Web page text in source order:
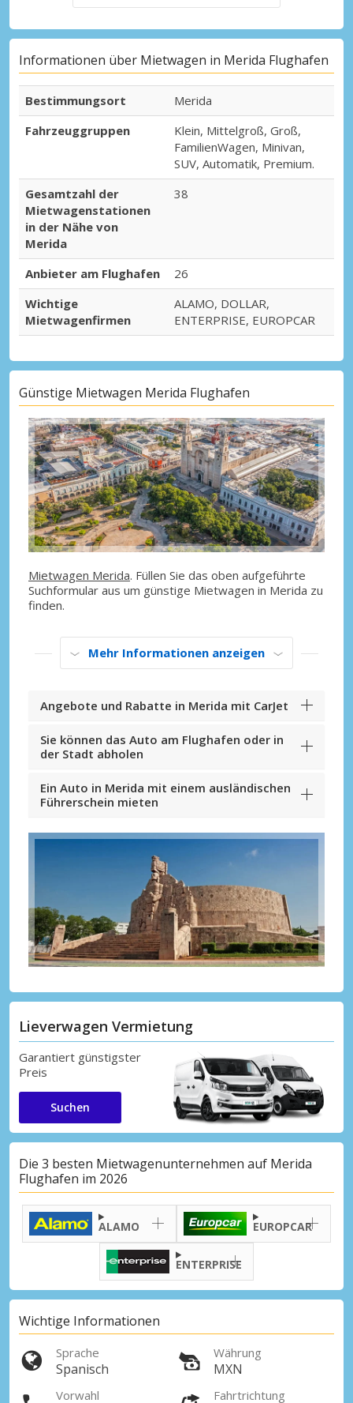
Informationen über Mietwagen in Merida Flughafen
Bestimmungsort
Merida
Fahrzeuggruppen
Klein, Mittelgroß, Groß,
FamilienWagen, Minivan,
SUV, Automatik, Premium.
Gesamtzahl der
Mietwagenstationen
in der Nähe von
Merida
38
Anbieter am Flughafen
26
Wichtige
Mietwagenfirmen
ALAMO, DOLLAR,
ENTERPRISE, EUROPCAR
Günstige Mietwagen Merida Flughafen
Mietwagen Merida. Füllen Sie das oben aufgeführte
Suchformular aus um günstige Mietwagen in Merida zu
finden.
Mehr Informationen anzeigen
Angebote und Rabatte in Merida mit CarJet
Sie können das Auto am Flughafen oder in
der Stadt abholen
Ein Auto in Merida mit einem ausländischen
Führerschein mieten
Lieverwagen Vermietung
Garantiert günstigster
Preis
Suchen
Die 3 besten Mietwagenunternehmen auf Merida
Flughafen im 2026
ALAMO EUROPCAR
ENTERPRISE
Wichtige Informationen
Sprache
Spanisch
Währung
MXN
Vorwahl Fahrtrichtung